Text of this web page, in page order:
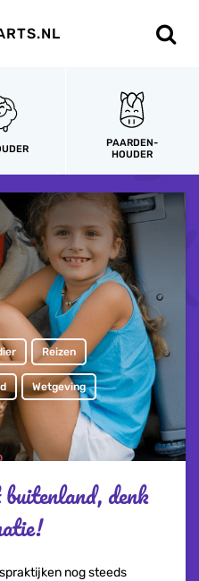
PAARDEN-
HOUDER
Reizen
Wetgeving
denk
nog steeds